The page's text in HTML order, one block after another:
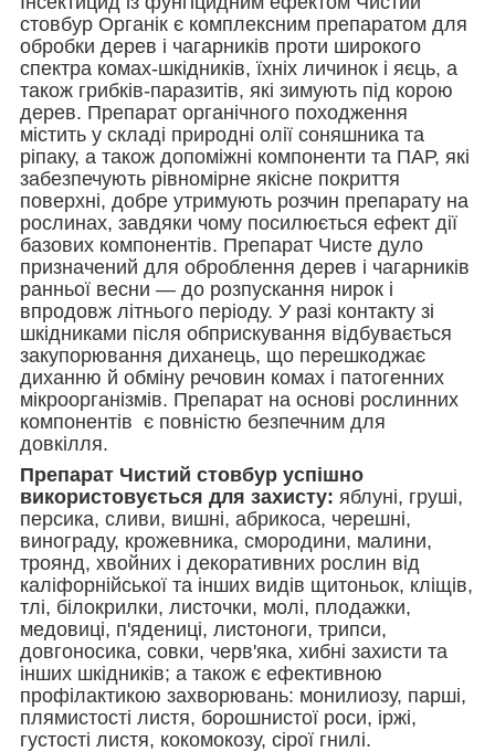
стовбур Органік є комплексним препаратом для
обробки дерев і чагарників проти широкого
спектра комах-шкідників, їхніх личинок і яєць, а
також грибків-паразитів, які зимують під корою
дерев. Препарат органічного походження
містить у складі природні олії соняшника та
ріпаку, а також допоміжні компоненти та ПАР, які
забезпечують рівномірне якісне покриття
поверхні, добре утримують розчин препарату на
рослинах, завдяки чому посилюється ефект дії
базових компонентів. Препарат Чисте дуло
призначений для оброблення дерев і чагарників
ранньої весни — до розпускання нирок і
впродовж літнього періоду. У разі контакту зі
шкідниками після обприскування відбувається
закупорювання диханець, що перешкоджає
диханню й обміну речовин комах і патогенних
мікроорганізмів. Препарат на основі рослинних
компонентів є повністю безпечним для
довкілля.
Препарат Чистий стовбур успішно
використовується для захисту: яблуні, груші,
персика, сливи, вишні, абрикоса, черешні,
винограду, крожевника, смородини, малини,
троянд, хвойних і декоративних рослин від
каліфорнійської та інших видів щитоньок, кліщів,
тлі, білокрилки, листочки, молі, плодажки,
медовиці, п'ядениці, листоноги, трипси,
довгоносика, совки, черв'яка, хибні захисти та
інших шкідників; а також є ефективною
профілактикою захворювань: монилиозу, парші,
плямистості листя, борошнистої роси, іржі,
густості листя, кокомокозу, сірої гнилі.